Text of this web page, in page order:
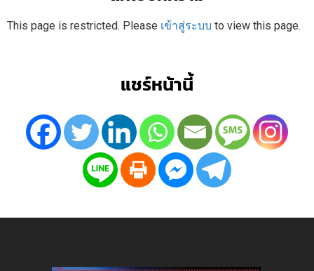
This page is restricted. Please เข้าสู่ระบบ to view this page.
แชร์หน้านี้